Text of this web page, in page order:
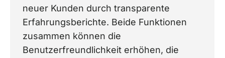
neuer Kunden durch transparente
Erfahrungsberichte. Beide Funktionen
zusammen können die
Benutzerfreundlichkeit erhöhen, die